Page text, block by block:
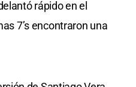
rápido en el
7’s encontraron una